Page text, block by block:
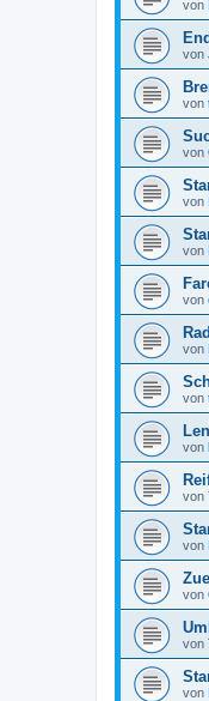
von
von
von
von
von
von
von
von
von
von
von
von
von
von
von